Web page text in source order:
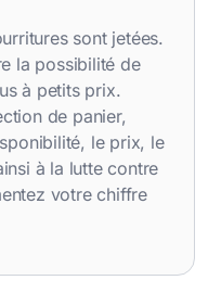
sont jetées.
la possibilité de
à petits prix.
de panier,
le prix, le
à la lutte contre
votre chiffre